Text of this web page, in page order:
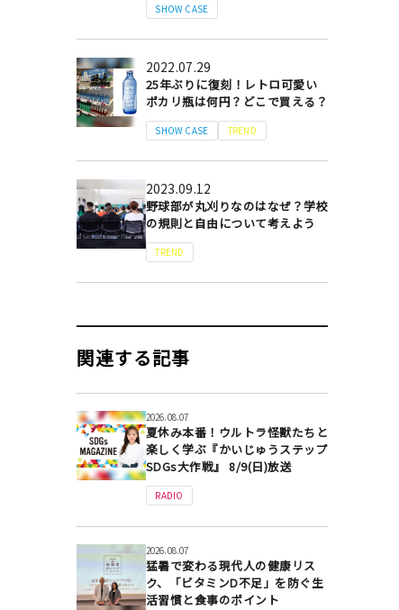
SHOW CASE
2022.07.29
25年ぶりに復刻！レトロ可愛い
ポカリ瓶は何円？どこで買える？
SHOW CASE TREND
2023.09.12
野球部が丸刈りなのはなぜ？学校
の規則と自由について考えよう
TREND
関連する記事
2026.08.07
夏休み本番！ウルトラ怪獣たちと
楽しく学ぶ『かいじゅうステップ
SDGs大作戦』 8/9(日)放送
RADIO
2026.08.07
猛暑で変わる現代人の健康リス
ク、「ビタミンD不足」を防ぐ生
活習慣と食事のポイント